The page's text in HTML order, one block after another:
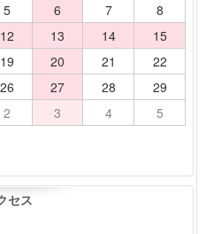
5 6 7
8
12 13 14
15
19 20 21
22
26 27 28
29
2 3 4 5
セス